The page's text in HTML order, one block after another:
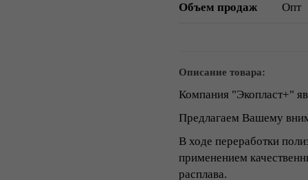
Объем продаж Опт
Описание товара:
Компания "Экопласт+"
Предлагаем Вашему
В ходе переработки
применением
расплава.